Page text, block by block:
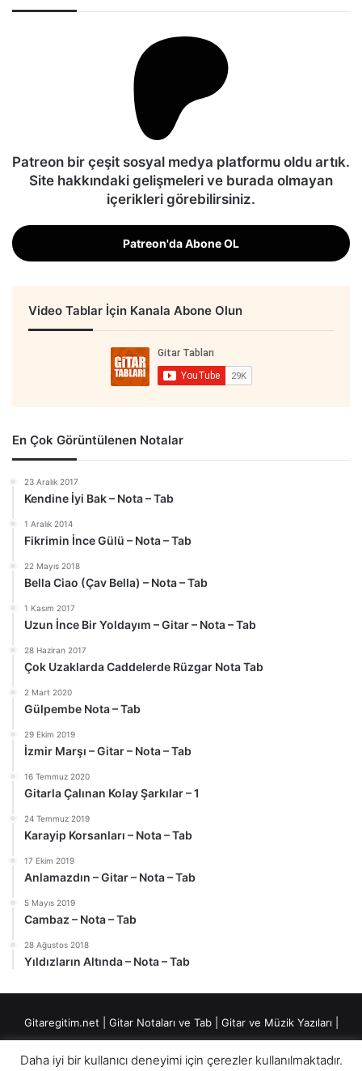
Patreon bir çeşit sosyal medya platformu oldu artık.
Site hakkındaki gelişmeleri ve burada olmayan
içerikleri görebilirsiniz.
Patreon'da Abone OL
Video Tablar İçin Kanala Abone Olun
En Çok Görüntülenen Notalar
23 Aralık 2017
Kendine İyi Bak – Nota – Tab
1 Aralık 2014
Fikrimin İnce Gülü – Nota – Tab
22 Mayıs 2018
Bella Ciao (Çav Bella) – Nota – Tab
1 Kasım 2017
Uzun İnce Bir Yoldayım – Gitar – Nota – Tab
28 Haziran 2017
Çok Uzaklarda Caddelerde Rüzgar Nota Tab
2 Mart 2020
Gülpembe Nota – Tab
29 Ekim 2019
İzmir Marşı – Gitar – Nota – Tab
16 Temmuz 2020
Gitarla Çalınan Kolay Şarkılar – 1
24 Temmuz 2019
Karayip Korsanları – Nota – Tab
17 Ekim 2019
Anlamazdın – Gitar – Nota – Tab
5 Mayıs 2019
Cambaz – Nota – Tab
28 Ağustos 2018
Yıldızların Altında – Nota – Tab
Gitaregitim.net | Gitar Notaları ve Tab| Gitar ve Müzik Yazıları
Daha iyi bir kullanıcı deneyimi için çerezler kullanılmaktadır.